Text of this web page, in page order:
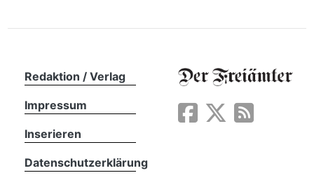
Redaktion / Verlag
Impressum
Inserieren
Datenschutzerklärung